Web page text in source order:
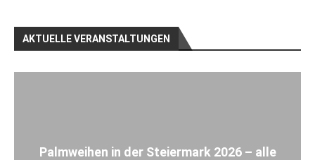
AKTUELLE VERANSTALTUNGEN
Palmweihen in der Steiermark 2026 – alle